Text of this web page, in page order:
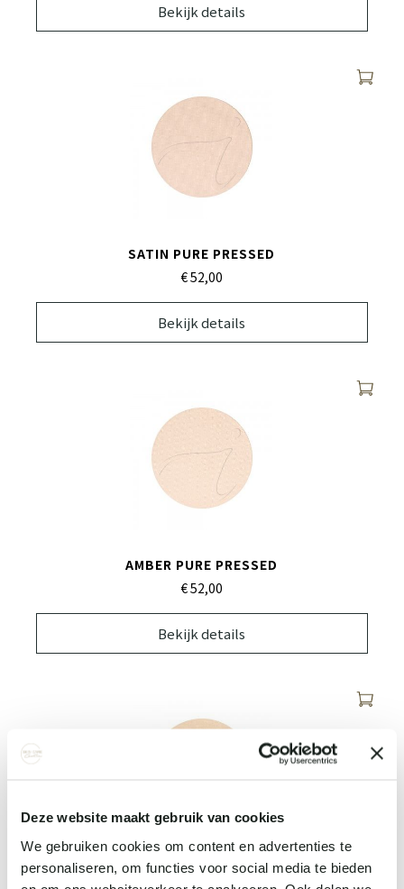
Deze website maakt gebruik van cookies
We gebruiken cookies om content en advertenties te
personaliseren, om functies voor social media te bieden
Bekijk details
SATIN PURE PRESSED
€ 52,00
Bekijk details
AMBER PURE PRESSED
€ 52,00
Bekijk details
WARM SIENNA PURE PRESSED